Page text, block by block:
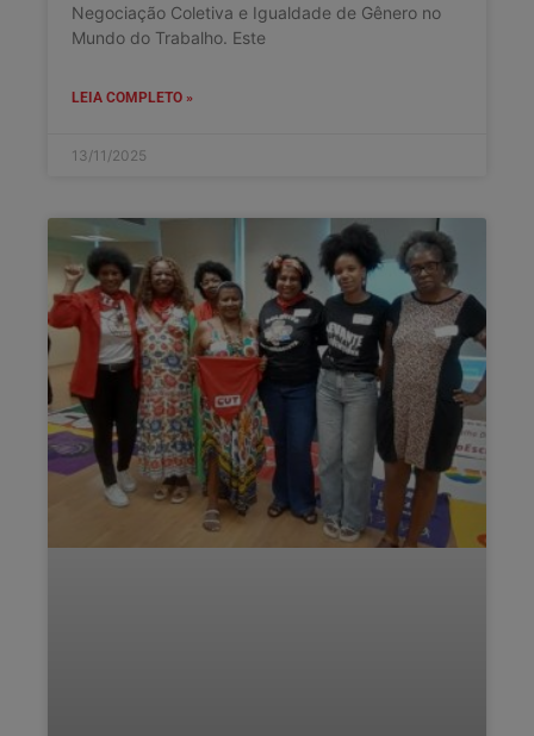
Negociação Coletiva e Igualdade de Gênero no
Mundo do Trabalho. Este
LEIA COMPLETO »
13/11/2025